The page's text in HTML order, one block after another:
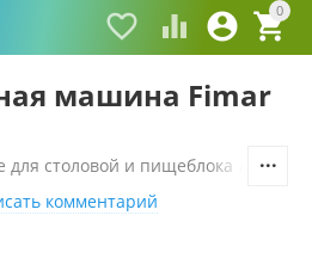
0


 
машина Fimar
для столовой и пищеблока
комментарий